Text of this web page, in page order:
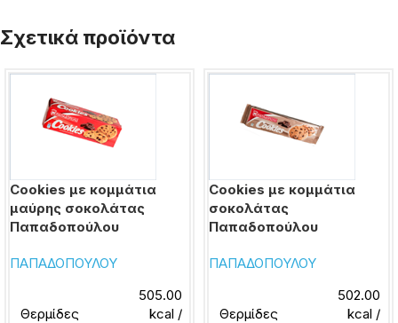
Σχετικά προϊόντα
Cookies με κομμάτια
μαύρης σοκολάτας
Παπαδοπούλου
ΠΑΠΑΔΟΠΟΥΛΟΥ
Θερμίδες
505.00
kcal /
Cookies με κομμάτια
σοκολάτας
Παπαδοπούλου
ΠΑΠΑΔΟΠΟΥΛΟΥ
Θερμίδες
502.00
kcal /